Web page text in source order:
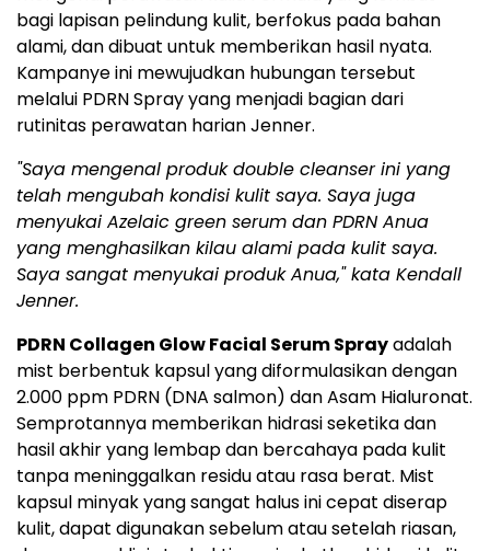
bagi lapisan pelindung kulit, berfokus pada bahan
alami, dan dibuat untuk memberikan hasil nyata.
Kampanye ini mewujudkan hubungan tersebut
melalui PDRN Spray yang menjadi bagian dari
rutinitas perawatan harian Jenner.
"Saya mengenal produk double cleanser ini yang
telah mengubah kondisi kulit saya. Saya juga
menyukai Azelaic green serum dan PDRN Anua
yang menghasilkan kilau alami pada kulit saya.
Saya sangat menyukai produk Anua,"kata Kendall
Jenner.
PDRN Collagen Glow Facial Serum Sprayadalah
mist berbentuk kapsul yang diformulasikan dengan
2.000 ppm PDRN (DNA salmon) dan Asam Hialuronat.
Semprotannya memberikan hidrasi seketika dan
hasil akhir yang lembap dan bercahaya pada kulit
tanpa meninggalkan residu atau rasa berat. Mist
kapsul minyak yang sangat halus ini cepat diserap
kulit, dapat digunakan sebelum atau setelah riasan,